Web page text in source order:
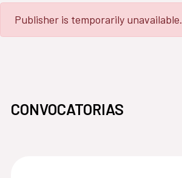
Publisher is temporarily unavailable.
CONVOCATORIAS